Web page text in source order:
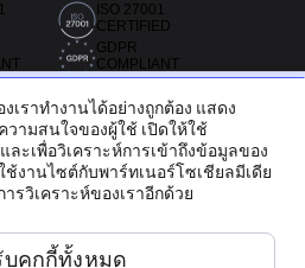
ISO 27001
CERTIFIED
GDPR
COMPLIANT
Capterra, G2 และ Trustradius
เราทำงานได้อย่างถูกต้อง แสดง
ามสนใจของผู้ใช้ เปิดให้ใช้
ะเพื่อวิเคราะห์การเข้าถึงข้อมูลของ
ช้งานไซต์กับพาร์ทเนอร์โซเชียลมีเดีย
รวิเคราะห์ของเราอีกด้วย
บคุกกี้ทั้งหมด